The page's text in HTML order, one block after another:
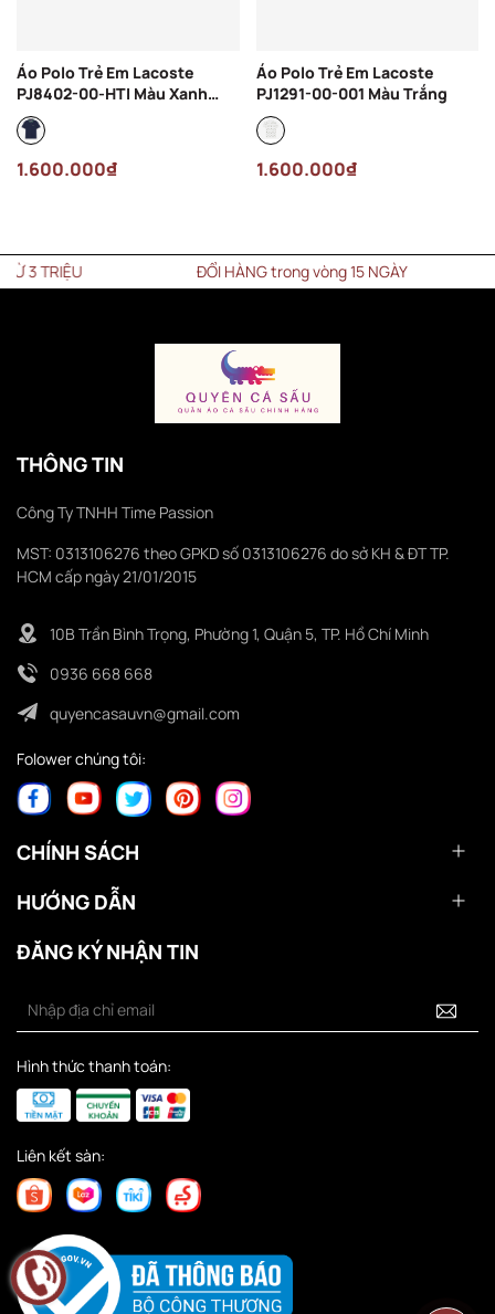
Áo Polo Trẻ Em Lacoste
PJ8402-00-HTI Màu Xanh
Navy
1.600.000₫
Áo Polo Trẻ Em Lacoste
PJ1291-00-001 Màu Trắng
1.600.000₫
ĐỔI HÀNG trong vòng 15 NGÀY
THÔNG TIN
Công Ty TNHH Time Passion
MST: 0313106276 theo GPKD số 0313106276 do sở KH & ĐT TP.
HCM cấp ngày 21/01/2015
10B Trần Bình Trọng, Phường 1, Quận 5, TP. Hồ Chí Minh
0936 668 668
quyencasauvn@gmail.com
Folower chúng tôi:
CHÍNH SÁCH
HƯỚNG DẪN
ĐĂNG KÝ NHẬN TIN
Hình thức thanh toán:
Liên kết sàn: